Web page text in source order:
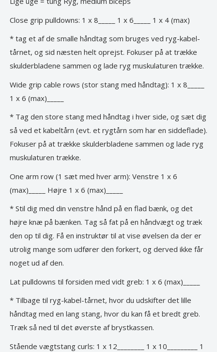
Close grip pulldowns: 1 x 8_____ 1 x 6_____ 1 x 4 (max)
* tag et af de smalle håndtag som bruges ved ryg-kabel-
tårnet, og sid næsten helt oprejst. Fokuser på at trække
skulderbladene sammen og lade ryg muskulaturen trække.
Wide grip cable rows (stor stang med håndtag): 1 x 8_____
1 x 6 (max)_____
* Tag den store stang med håndtag i hver side, og sæt dig
så ved et kabeltårn (evt. et rygtårn som har en siddeflade).
Fokuser på at trække skulderbladene sammen og lade ryg
muskulaturen trække.
One arm row (1 sæt med hver arm): Venstre 1 x 6
(max)_____ Højre 1 x 6 (max)_____
* Stil dig med din venstre hånd på en flad bænk, og det
højre knæ på bænken. Tag så fat på en håndvægt og træk
den op til dig. Få en instruktør til at vise øvelsen da der er
utrolig mange som udfører den forkert, og derved ikke får
noget ud af den.
Lat pulldowns til forsiden med vidt greb: 1 x 6 (max)_____
* Tilbage til ryg-kabel-tårnet, hvor du udskifter det lille
håndtag med en lang stang, hvor du kan få et bredt greb.
Træk så ned til det øverste af brystkassen.
Stående vægtstang curls: 1 x 12________ 1 x 10_________ 1